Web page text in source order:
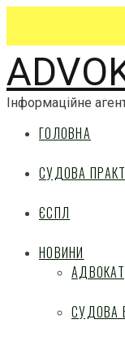
Інформаційне
ГОЛОВНА
СУДОВА
ЄСПЛ
НОВИНИ
СУДОВА